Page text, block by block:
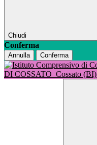
Chiudi
Conferma
Annulla Conferma
DI COSSATO Cossato (BI)